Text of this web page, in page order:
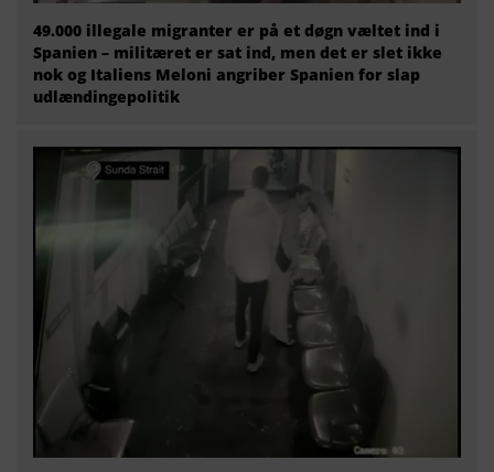
49.000 illegale migranter er på et døgn væltet ind i
Spanien – militæret er sat ind, men det er slet ikke
nok og Italiens Meloni angriber Spanien for slap
udlændingepolitik